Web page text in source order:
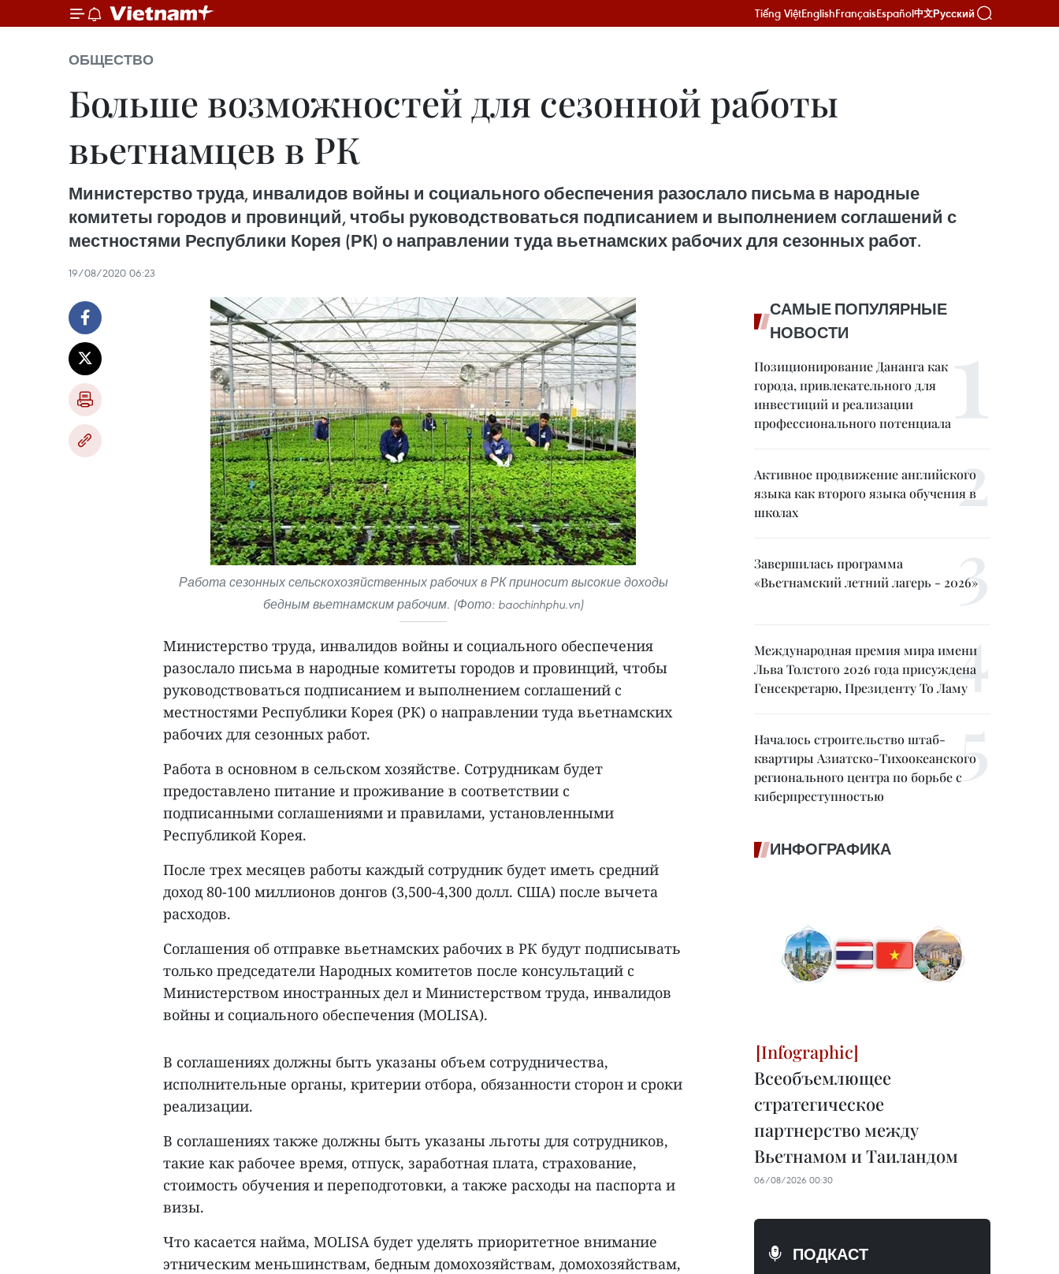
Tiếng ViệtEnglishFrançaisEspañol中文Русский
ОБЩЕСТВО
Больше возможностей для сезонной работы
вьетнамцев в РК
Министерство труда, инвалидов войны и социального обеспечения разослало письма в народные
комитеты городов и провинций, чтобы руководствоваться подписанием и выполнением соглашений с
местностями Республики Корея (РК) о направлении туда вьетнамских рабочих для сезонных работ.
19/08/2020 06:23
Работа сезонных сельскохозяйственных рабочих в РК приносит высокие доходы
бедным вьетнамским рабочим. (Фото: baochinhphu.vn)
Министерство труда, инвалидов войны и социального обеспечения
разослало письма в народные комитеты городов и провинций, чтобы
руководствоваться подписанием и выполнением соглашений с
местностями Республики Корея (РК) о направлении туда вьетнамских
рабочих для сезонных работ.
Работа в основном в сельском хозяйстве. Сотрудникам будет
предоставлено питание и проживание в соответствии с
подписанными соглашениями и правилами, установленными
Республикой Корея.
После трех месяцев работы каждый сотрудник будет иметь средний
доход 80-100 миллионов донгов (3,500-4,300 долл. США) после вычета
расходов.
Соглашения об отправке вьетнамских рабочих в РК будут подписывать
только председатели Народных комитетов после консультаций с
Министерством иностранных дел и Министерством труда, инвалидов
войны и социального обеспечения (MOLISA).
В соглашениях должны быть указаны объем сотрудничества,
исполнительные органы, критерии отбора, обязанности сторон и сроки
реализации.
В соглашениях также должны быть указаны льготы для сотрудников,
такие как рабочее время, отпуск, заработная плата, страхование,
стоимость обучения и переподготовки, а также расходы на паспорта и
визы.
Что касается найма, MOLISA будет уделять приоритетное внимание
этническим меньшинствам, бедным домохозяйствам, домохозяйствам,
САМЫЕ ПОПУЛЯРНЫЕ
НОВОСТИ
Позиционирование Дананга как
города, привлекательного для
инвестиций и реализации
профессионального потенциала
Активное продвижение английского
языка как второго языка обучения в
школах
Завершилась программа
«Вьетнамский летний лагерь - 2026»
Международная премия мира имени
Льва Толстого 2026 года присуждена
Генсекретарю, Президенту То Ламу
Началось строительство штаб-
квартиры Азиатско-Тихоокеанского
регионального центра по борьбе с
киберпреступностью
ИНФОГРАФИКА
Всеобъемлющее
стратегическое
партнерство между
Вьетнамом и Таиландом
06/08/2026 00:30
ПОДКАСТ